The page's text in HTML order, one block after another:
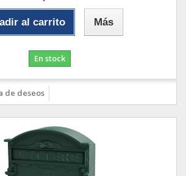
al carrito Más
En stock
de deseos